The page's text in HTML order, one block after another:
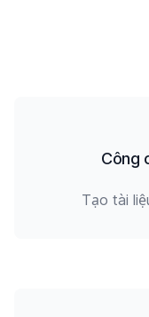
Công
Tạo tài